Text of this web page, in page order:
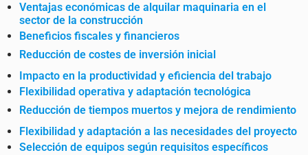
Ventajas económicas de alquilar maquinaria en el
sector de la construcción
Beneficios fiscales y financieros
Reducción de costes de inversión inicial
Impacto en la productividad y eficiencia del trabajo
Flexibilidad operativa y adaptación tecnológica
Reducción de tiempos muertos y mejora de rendimiento
Flexibilidad y adaptación a las necesidades del proyecto
Selección de equipos según requisitos específicos